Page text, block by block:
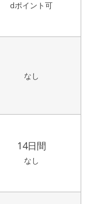
dポイント可
なし
14日間
なし